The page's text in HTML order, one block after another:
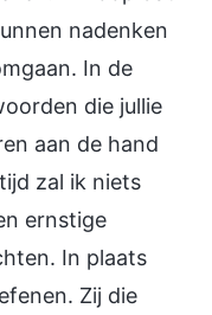
nadenken
In de
die jullie
aan de hand
zal ik niets
ernstige
In plaats
Zij die